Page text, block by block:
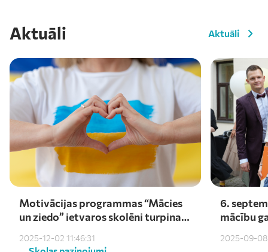
Aktuāli Aktuāli
Motivācijas programmas “Mācies
un ziedo” ietvaros skolēni turpina
kārtējie €1000
2025-12-02 11:46:31
6.
mācību
2025-09-08